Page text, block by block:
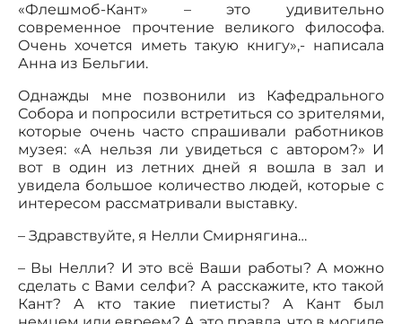
«Флешмоб-Кант» – это удивительно
современное прочтение великого философа.
Очень хочется иметь такую книгу»,- написала
Анна из Бельгии.
Однажды мне позвонили из Кафедрального
Собора и попросили встретиться со зрителями,
которые очень часто спрашивали работников
музея: «А нельзя ли увидеться с автором?» И
вот в один из летних дней я вошла в зал и
увидела большое количество людей, которые с
интересом рассматривали выставку.
– Здравствуйте, я Нелли Смирнягина…
– Вы Нелли? И это всё Ваши работы? А можно
сделать с Вами селфи? А расскажите, кто такой
Кант? А кто такие пиетисты? А Кант был